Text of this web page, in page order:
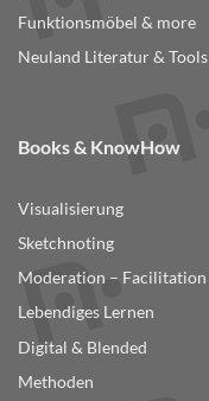
Funktionsmöbel & more
Neuland Literatur & Tools
Books & KnowHow
Visualisierung
Sketchnoting
Moderation – Facilitation
Lebendiges Lernen
Digital & Blended
Methoden